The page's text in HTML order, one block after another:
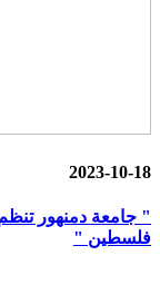
2023-10-18
" جامعة دمنهور
فلسطين "